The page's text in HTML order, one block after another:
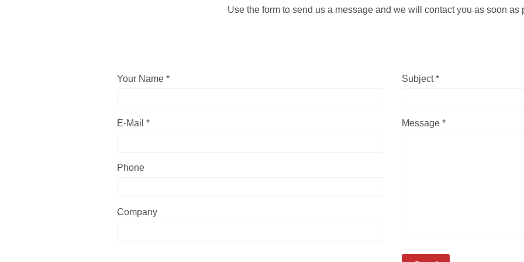
Use the form to send us a message and we will contact you as soon as
Your Name *
E-Mail *
Phone
Company
Subject *
Message *